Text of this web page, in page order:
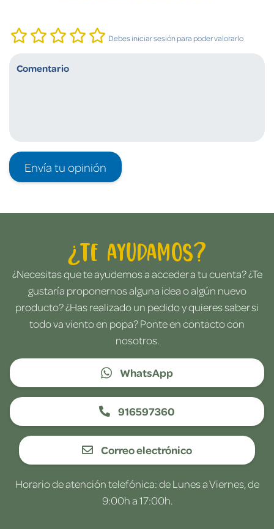
Debes iniciar sesión para poder valorarlo
Envía tu opinión
¿Te ayudamos?
¿Necesitas que te ayudemos a acceder a tu cuenta? ¿Te
gustaría proponernos alguna idea o algún nuevo
producto? ¿Has realizado un pedido y quieres saber si
todo va viento en popa? Ponte en contacto con
nosotros.
WhatsApp
916597360
Correo electrónico
Horario de atención telefónica: de Lunes a Viernes, de
9:00h a 17:00h.